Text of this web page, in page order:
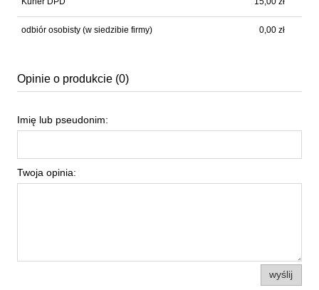
odbiór osobisty (w siedzibie firmy) 0,00 zł
Opinie o produkcie (0)
Imię lub pseudonim:
Twoja opinia:
wyślij